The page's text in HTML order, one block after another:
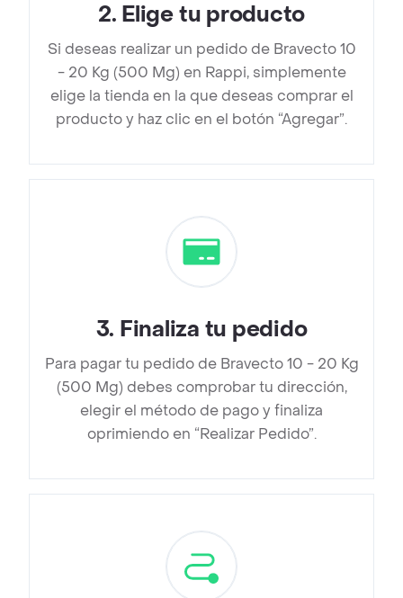
2. Elige tu producto
Si deseas realizar un pedido de Bravecto 10
- 20 Kg (500 Mg) en Rappi, simplemente
elige la tienda en la que deseas comprar el
producto y haz clic en el botón “Agregar”.
3. Finaliza tu pedido
Para pagar tu pedido de Bravecto 10 - 20 Kg
(500 Mg) debes comprobar tu dirección,
elegir el método de pago y finaliza
oprimiendo en “Realizar Pedido”.